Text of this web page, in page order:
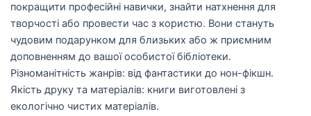
покращити професійні навички, знайти натхнення для
творчості або провести час з користю. Вони стануть
чудовим подарунком для близьких або ж приємним
доповненням до вашої особистої бібліотеки.
Різноманітність жанрів: від фантастики до нон-фікшн.
Якість друку та матеріалів: книги виготовлені з
екологічно чистих матеріалів.